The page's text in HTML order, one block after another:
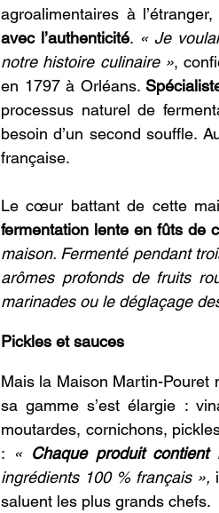
agroalimentaires à
avec l’authenticité. « Je
notre histoire culinaire »,
en 1797 à Orléans.
processus naturel de
besoin d’un second souffle.
française.
Le cœur battant de cette
fermentation lente en fûts de
maison. Fermenté pendant
arômes profonds de fruits
marinades ou le déglaçage
Pickles et sauces
Mais la Maison Martin-Pouret
sa gamme s’est élargie :
moutardes, cornichons,
: « Chaque produit contient
ingrédients 100 % français »,
saluent les plus grands chefs.